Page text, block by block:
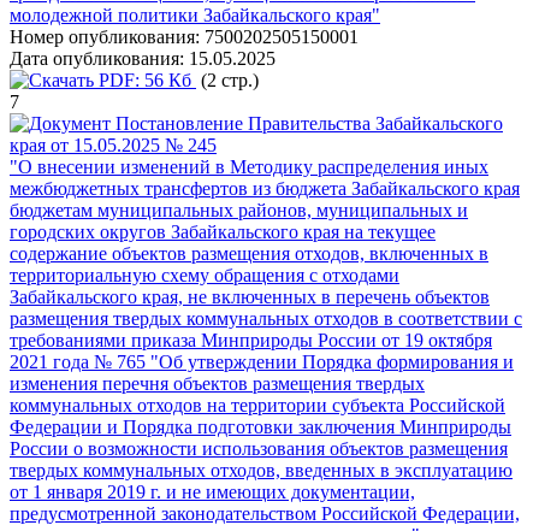
молодежной политики Забайкальского края"
Номер опубликования: 7500202505150001
Дата опубликования: 15.05.2025
PDF: 56 Кб (2 стр.)
7
Постановление Правительства Забайкальского
края от 15.05.2025 № 245
"О внесении изменений в Методику распределения иных
межбюджетных трансфертов из бюджета Забайкальского края
бюджетам муниципальных районов, муниципальных и
городских округов Забайкальского края на текущее
содержание объектов размещения отходов, включенных в
территориальную схему обращения с отходами
Забайкальского края, не включенных в перечень объектов
размещения твердых коммунальных отходов в соответствии с
требованиями приказа Минприроды России от 19 октября
2021 года № 765 "Об утверждении Порядка формирования и
изменения перечня объектов размещения твердых
коммунальных отходов на территории субъекта Российской
Федерации и Порядка подготовки заключения Минприроды
России о возможности использования объектов размещения
твердых коммунальных отходов, введенных в эксплуатацию
от 1 января 2019 г. и не имеющих документации,
предусмотренной законодательством Российской Федерации,